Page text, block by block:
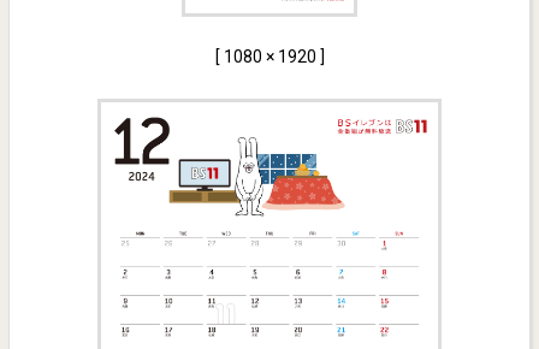
[ 1080 × 1920 ]